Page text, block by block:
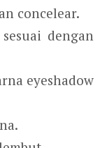
concelear.
dengan
eyeshadow